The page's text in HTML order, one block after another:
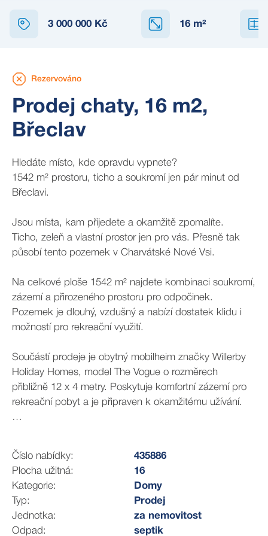
3 000 000 Kč 16 m²
Rezervováno
Prodej chaty, 16 m2,
Břeclav
Hledáte místo, kde opravdu vypnete?
1542 m² prostoru, ticho a soukromí jen pár minut od
Břeclavi.
Jsou místa, kam přijedete a okamžitě zpomalíte.
Ticho, zeleň a vlastní prostor jen pro vás. Přesně tak
působí tento pozemek v Charvátské Nové Vsi.
Na celkové ploše 1542 m² najdete kombinaci soukromí,
zázemí a přirozeného prostoru pro odpočinek.
Pozemek je dlouhý, vzdušný a nabízí dostatek klidu i
možností pro rekreační využití.
Součástí prodeje je obytný mobilheim značky Willerby
Holiday Homes, model The Vogue o rozměrech
přibližně 12 x 4 metry. Poskytuje komfortní zázemí pro
rekreační pobyt a je připraven k okamžitému užívání.
vhodný k celoročnímu využívání, včetně chladnějších
měsíců.
Dále je zde zděná chatka o evidované ploše 16 m²,
kompletně podsklepená, což výrazně rozšiřuje
praktické využití prostoru.
Číslo nabídky:
435886
Plocha užitná:
16
Kategorie:
Domy
Typ:
Prodej
Jednotka:
za nemovitost
Odpad:
septik